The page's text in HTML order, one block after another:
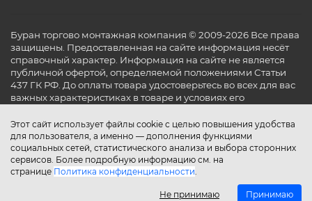
Этот сайт использует файлы cookie с целью повышения удобства
для пользователя, а именно — дополнения функциями
социальных сетей, статистического анализа и выбора сторонних
сервисов. Более подробную информацию см. на
странице Политика конфиденциальности.
Не принимаю Принимаю
Буран торгово монтажная компания © 2009-2026 Все права
защищены. Предоставленная на сайте информация несёт
справочный характер. Информация на сайте не является
публичной офертой, определяемой положениями Статьи
437 ГК РФ. До оплаты товара удостоверьтесь во всех для вас
важных характеристиках в товаре и условиях его